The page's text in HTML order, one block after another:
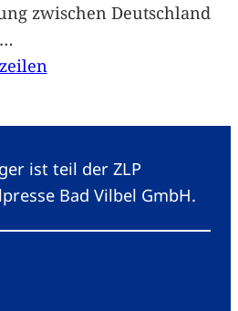
zwischen Deutschland
…
ist teil der ZLP
Bad Vilbel GmbH.